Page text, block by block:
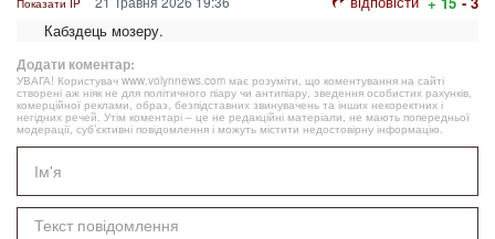
Кабздець мозеру.
Додати коментар:
УВАГА! Користувач www.volynnews.com має розуміти, що коментування на сайті
створені аж ніяк не для політичного піару чи антипіару, зведення особистих рахунків,
комерційної реклами, образ, безпідставних звинувачень та інших некоректних і
негідних речей. Утім коментарі – це не редакційні матеріали, не мають попередньої
модерації, суб’єктивні повідомлення і можуть містити недостовірну інформацію.